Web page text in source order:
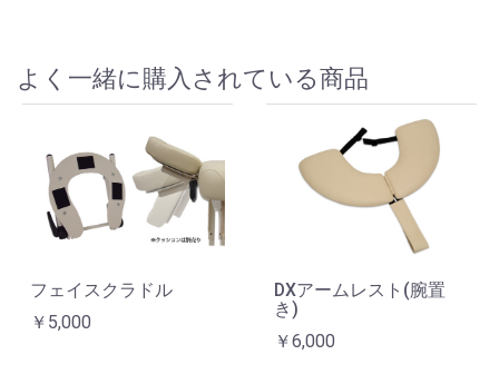
よく一緒に購入されている商品
フェイスクラドル
￥5,000
DXアームレスト(腕置
き)
￥6,000